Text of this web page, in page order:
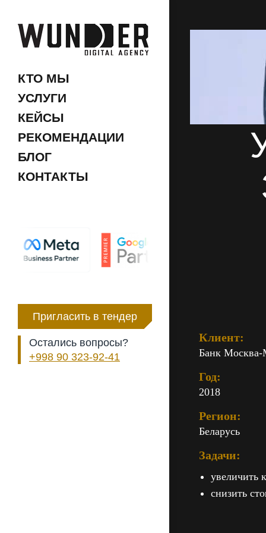
КТО МЫ
УСЛУГИ
КЕЙСЫ
РЕКОМЕНДАЦИИ
БЛОГ
КОНТАКТЫ
Пригласить в тендер
Остались вопросы?
+998 90 323-92-41
Клиент:
Банк
Год:
2018
Регион:
Беларусь
Задачи:
увеличить
снизить